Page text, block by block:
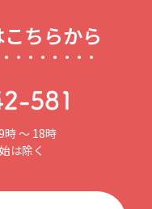
ちらから
時 〜 18時
は除く